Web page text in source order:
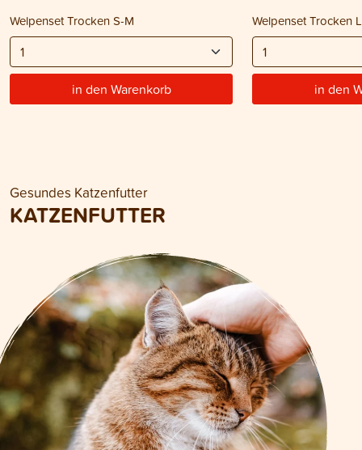
Welpenset Trocken S-M
in den Warenkorb
Welpenset Trocken
in den
Gesundes Katzenfutter
KATZENFUTTER